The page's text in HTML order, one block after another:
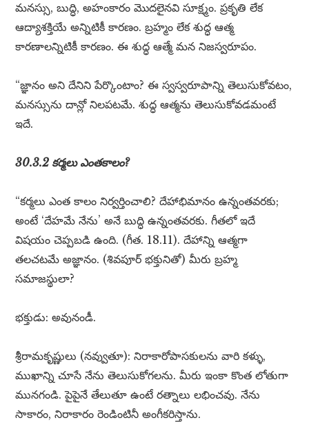
మనస్సు, బుద్ధి, అహంకారం మొదలైనవి సూక్ష్మం. ప్రకృతి లేక
ఆద్యాశక్తియే అన్నిటికీ కారణం. బ్రహ్మం లేక శుద్ధ ఆత్మ
కారణాలన్నిటికీ కారణం. ఈ శుద్ధ ఆత్మే మన నిజస్వరూపం.
“జ్ఞానం అని దేనిని పేర్కొంటాం? ఈ స్వస్వరూపాన్ని తెలుసుకోవటం,
మనస్సును దాన్లో నిలపటమే. శుద్ధ ఆత్మను తెలుసుకోవడమంటే
ఇదే.
30.3.2 కర్మలు ఎంతకాలం?
“కర్మలు ఎంత కాలం నిర్వర్తించాలి? దేహాభిమానం ఉన్నంతవరకు;
అంటే ‘దేహమే నేను’ అనే బుద్ధి ఉన్నంతవరకు. గీతలో ఇదే
విషయం చెప్పబడి ఉంది. (గీత. 18.11). దేహాన్ని ఆత్మగా
తలచటమే అజ్ఞానం. (శివపూర్ భక్తునితో) మీరు బ్రహ్మ
సమాజస్థులా?
భక్తుడు: అవునండీ.
శ్రీరామకృష్ణులు (నవ్వుతూ): నిరాకారోపాసకులను వారి కళ్ళు,
ముఖాన్ని చూసే నేను తెలుసుకోగలను. మీరు ఇంకా కొంత లోతుగా
మునగండి. పైపైనే తేలుతూ ఉంటే రత్నాలు లభించవు. నేను
సాకారం, నిరాకారం రెండింటినీ అంగీకరిస్తాను.